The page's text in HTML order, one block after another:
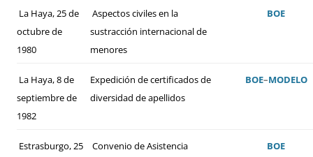
La Haya, 25 de
octubre de
1980
Aspectos civiles en la
sustracción internacional de
menores
BOE
La Haya, 8 de
septiembre de
1982
Expedición de certificados de
diversidad de apellidos
BOE–MODELO
Estrasburgo, 25
Convenio de Asistencia
BOE